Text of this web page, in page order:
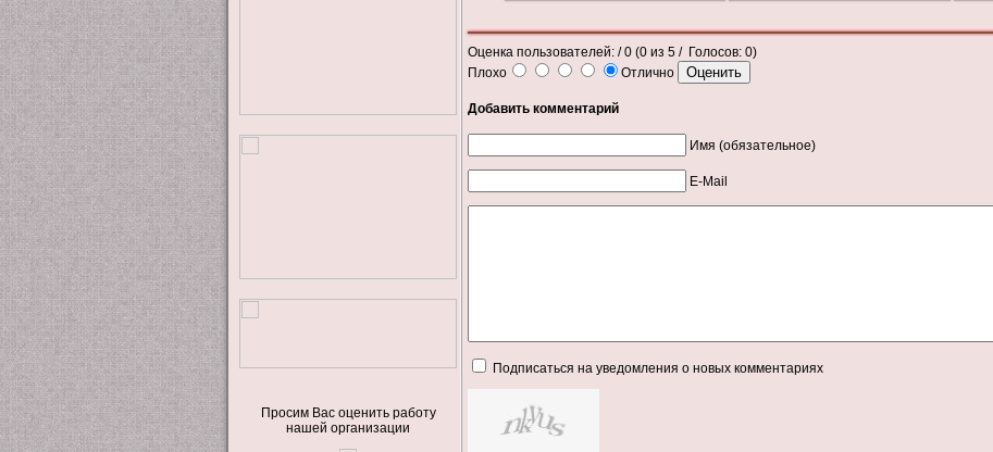
Просим Вас оценить работу
нашей организации
Оценка пользователей: / 0 (0 из 5 / Голосов: 0)
Плохо
Отлично
Добавить комментарий
Имя (обязательное)
E-Mail
Подписаться на уведомления о новых комментариях